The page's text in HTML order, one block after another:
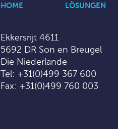
HOME LÖSUNGEN
Ekkersrijt 4611
5692 DR Son en Breugel
Die Niederlande
Tel: +31(0)499 367 600
Fax: +31(0)499 760 003